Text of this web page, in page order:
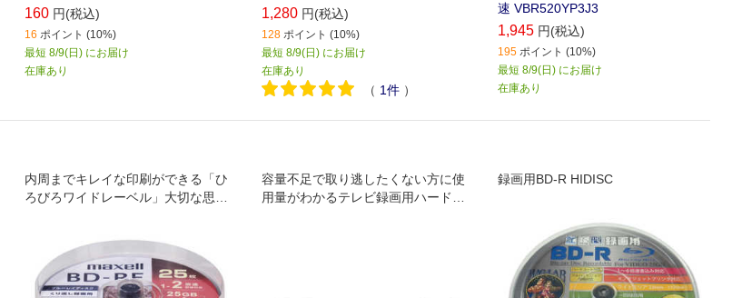
160 円(税込)
16 ポイント (10%)
最短 8/9(日) にお届け
在庫あり
1,280 円(税込)
128 ポイント (10%)
最短 8/9(日) にお届け
在庫あり
（ 1件 ）
速 VBR520YP3J3
1,945 円(税込)
195 ポイント (10%)
最短 8/9(日) にお届け
在庫あり
内周までキレイな印刷ができる「ひ
ろびろワイドレーベル」大切な思い
容量不足で取り逃したくない方に使
用量がわかるテレビ録画用ハードデ
録画用BD-R HIDISC